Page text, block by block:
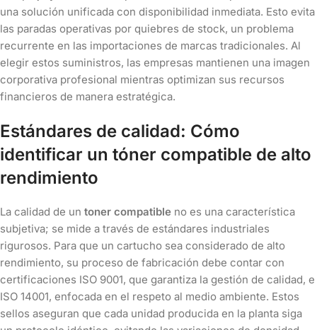
una solución unificada con disponibilidad inmediata. Esto evita
las paradas operativas por quiebres de stock, un problema
recurrente en las importaciones de marcas tradicionales. Al
elegir estos suministros, las empresas mantienen una imagen
corporativa profesional mientras optimizan sus recursos
financieros de manera estratégica.
Estándares de calidad: Cómo
identificar un tóner compatible de alto
rendimiento
La calidad de un toner compatible no es una característica
subjetiva; se mide a través de estándares industriales
rigurosos. Para que un cartucho sea considerado de alto
rendimiento, su proceso de fabricación debe contar con
certificaciones ISO 9001, que garantiza la gestión de calidad, e
ISO 14001, enfocada en el respeto al medio ambiente. Estos
sellos aseguran que cada unidad producida en la planta siga